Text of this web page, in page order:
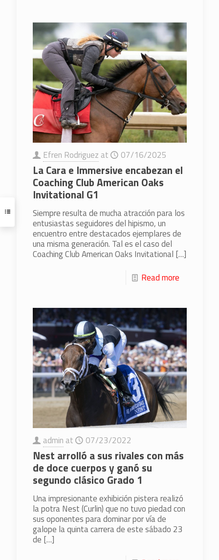
Efren Rodriguez at 07/16/2025
La Cara e Immersive encabezan el
Coaching Club American Oaks
Invitational G1
Siempre resulta de mucha atracción para los
entusiastas seguidores del hipismo, un
encuentro entre destacados ejemplares de
una misma generación. Tal es el caso del
Coaching Club American Oaks Invitational […]
Read more
admin at 07/23/2022
Nest arrolló a sus rivales con más
de doce cuerpos y ganó su
segundo clásico Grado 1
Una impresionante exhibición pistera realizó
la potra Nest (Curlin) que no tuvo piedad con
sus oponentes para dominar por vía de
galope la quinta carrera de este sábado 23
de […]